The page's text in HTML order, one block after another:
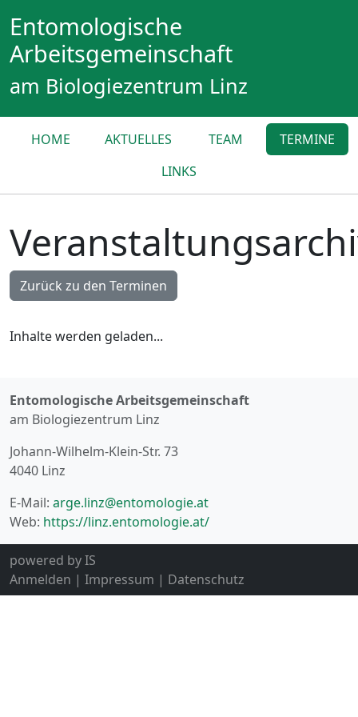
Entomologische
Arbeitsgemeinschaft
am Biologiezentrum Linz
HOME AKTUELLES TEAM
TERMINE
LINKS
Zurück zu den Terminen
Inhalte werden geladen...
Entomologische Arbeitsgemeinschaft
am Biologiezentrum Linz
Johann-Wilhelm-Klein-Str. 73
4040 Linz
E-Mail: arge.linz@entomologie.at
Web: https://linz.entomologie.at/
powered byIS
Anmelden | Impressum | Datenschutz